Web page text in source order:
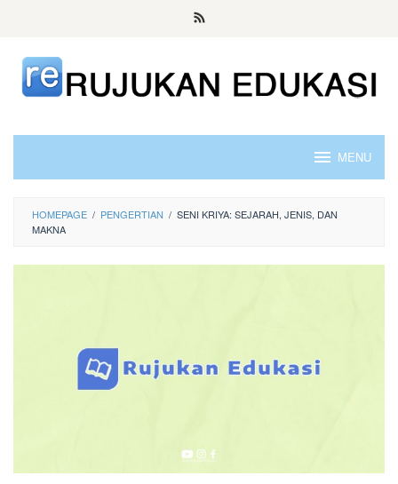
content
MENU
HOMEPAGE / PENGERTIAN / SENI KRIYA: SEJARAH, JENIS, DAN
MAKNA